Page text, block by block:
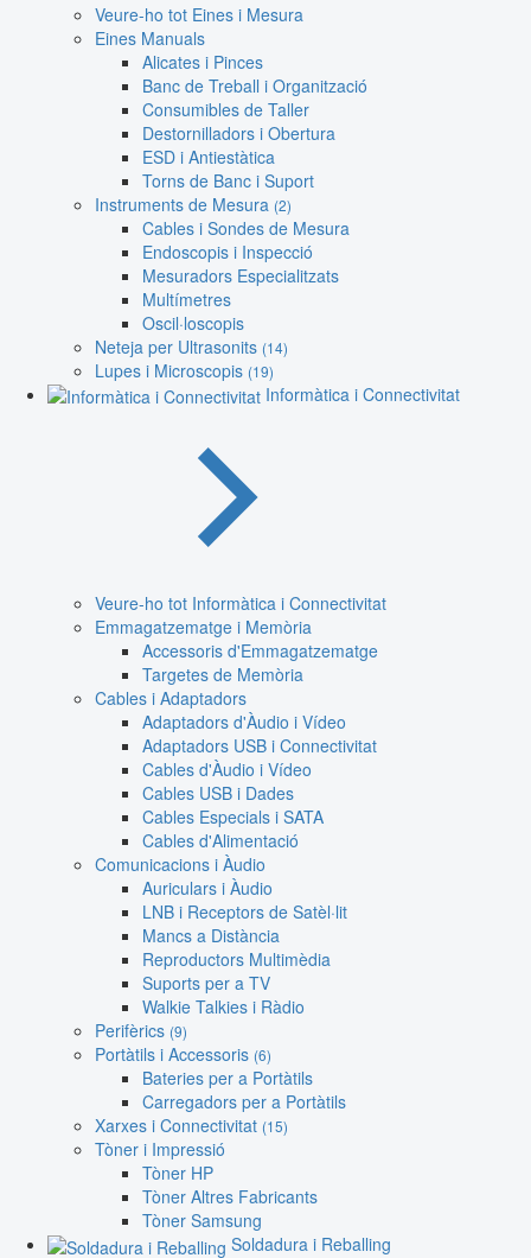
Veure-ho tot Eines i Mesura
Eines Manuals
Alicates i Pinces
Banc de Treball i Organització
Consumibles de Taller
Destornilladors i Obertura
ESD i Antiestàtica
Torns de Banc i Suport
Instruments de Mesura (2)
Cables i Sondes de Mesura
Endoscopis i Inspecció
Mesuradors Especialitzats
Multímetres
Oscil·loscopis
Neteja per Ultrasonits (14)
Lupes i Microscopis (19)
Informàtica i Connectivitat
Veure-ho tot Informàtica i Connectivitat
Emmagatzematge i Memòria
Accessoris d'Emmagatzematge
Targetes de Memòria
Cables i Adaptadors
Adaptadors d'Àudio i Vídeo
Adaptadors USB i Connectivitat
Cables d'Àudio i Vídeo
Cables USB i Dades
Cables Especials i SATA
Cables d'Alimentació
Comunicacions i Àudio
Auriculars i Àudio
LNB i Receptors de Satèl·lit
Mancs a Distància
Reproductors Multimèdia
Suports per a TV
Walkie Talkies i Ràdio
Perifèrics (9)
Portàtils i Accessoris (6)
Bateries per a Portàtils
Carregadors per a Portàtils
Xarxes i Connectivitat (15)
Tòner i Impressió
Tòner HP
Tòner Altres Fabricants
Tòner Samsung
Soldadura i Reballing